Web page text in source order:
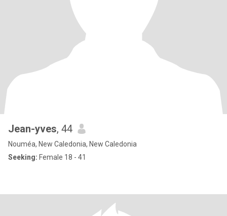
Jean-yves, 44
Nouméa, New Caledonia, New Caledonia
Seeking: Female 18 - 41